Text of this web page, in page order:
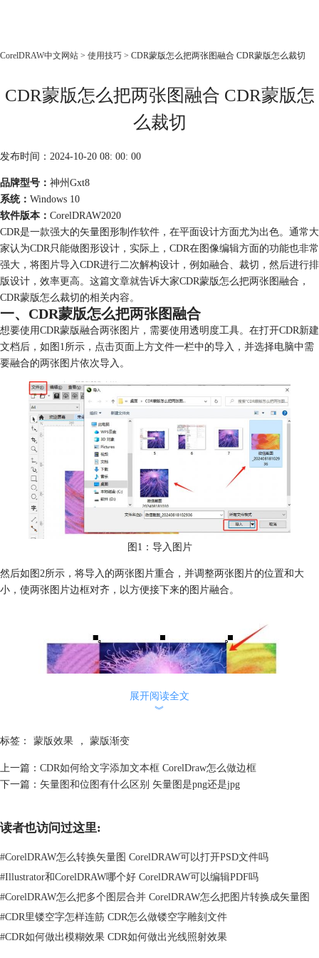
产品
下载
购买
CorelDRAW中文网站 > 使用技巧 > CDR蒙版怎么把两张图融合 CDR蒙版怎么裁切
CDR蒙版怎么把两张图融合 CDR蒙版怎
么裁切
发布时间：2024-10-20 08: 00: 00
品牌型号： 神州Gxt8
系统： Windows 10
软件版本： CorelDRAW2020
CDR是一款强大的矢量图形制作软件，在平面设计方面尤为出色。通常大
家认为CDR只能做图形设计，实际上，CDR在图像编辑方面的功能也非常
强大，将图片导入CDR进行二次解构设计，例如融合、裁切，然后进行排
版设计，效率更高。这篇文章就告诉大家CDR蒙版怎么把两张图融合，
CDR蒙版怎么裁切的相关内容。
一、CDR蒙版怎么把两张图融合
想要使用CDR蒙版融合两张图片，需要使用透明度工具。在打开CDR新建
文档后，如图1所示，点击页面上方文件一栏中的导入，并选择电脑中需
要融合的两张图片依次导入。
图1：导入图片
然后如图2所示，将导入的两张图片重合，并调整两张图片的位置和大
小，使两张图片边框对齐，以方便接下来的图片融合。
接下来如图3所示，选中一张图片后点击页面左侧的“透明度工具”。
展开阅读全文
︾
标签： 蒙版效果 ， 蒙版渐变
上一篇： CDR如何给文字添加文本框 CorelDraw怎么做边框
下一篇： 矢量图和位图有什么区别 矢量图是png还是jpg
读者也访问过这里:
#CorelDRAW怎么转换矢量图 CorelDRAW可以打开PSD文件吗
#Illustrator和CorelDRAW哪个好 CorelDRAW可以编辑PDF吗
#CorelDRAW怎么把多个图层合并 CorelDRAW怎么把图片转换成矢量图
#CDR里镂空字怎样连筋 CDR怎么做镂空字雕刻文件
#CDR如何做出模糊效果 CDR如何做出光线照射效果